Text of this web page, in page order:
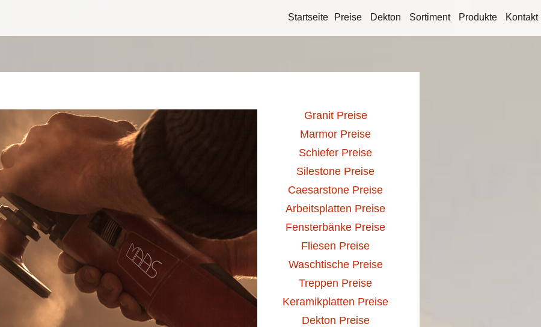
Startseite Preise Dekton Sortiment Produkte Kontakt
Granit Preise
Marmor Preise
Schiefer Preise
Silestone Preise
Caesarstone Preise
Arbeitsplatten Preise
Fensterbänke Preise
Fliesen Preise
Waschtische Preise
Treppen Preise
Keramikplatten Preise
Dekton Preise